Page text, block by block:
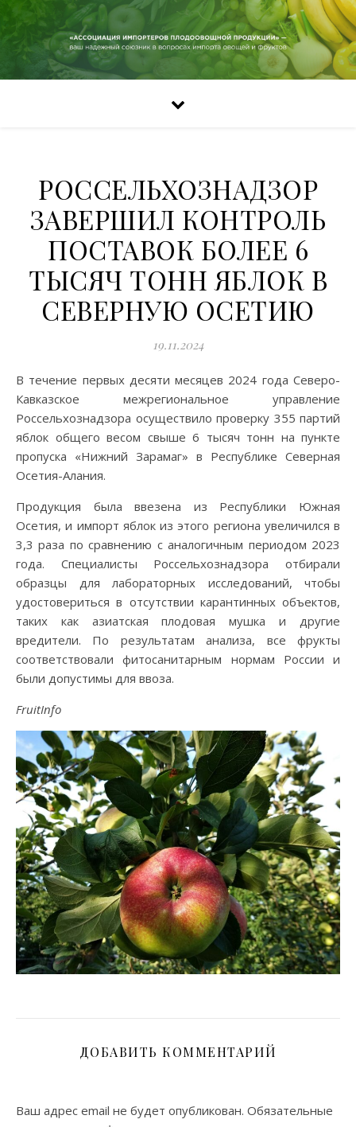
РОССЕЛЬХОЗНАДЗОР
ЗАВЕРШИЛ КОНТРОЛЬ
ПОСТАВОК БОЛЕЕ 6
ТЫСЯЧ ТОНН ЯБЛОК В
СЕВЕРНУЮ ОСЕТИЮ
19.11.2024
В течение первых десяти месяцев 2024 года Северо-
Кавказское межрегиональное управление
Россельхознадзора осуществило проверку 355 партий
яблок общего весом свыше 6 тысяч тонн на пункте
пропуска «Нижний Зарамаг» в Республике Северная
Осетия-Алания.
Продукция была ввезена из Республики Южная
Осетия, и импорт яблок из этого региона увеличился в
3,3 раза по сравнению с аналогичным периодом 2023
года. Специалисты Россельхознадзора отбирали
образцы для лабораторных исследований, чтобы
удостовериться в отсутствии карантинных объектов,
таких как азиатская плодовая мушка и другие
вредители. По результатам анализа, все фрукты
соответствовали фитосанитарным нормам России и
были допустимы для ввоза.
FruitInfo
ДОБАВИТЬ КОММЕНТАРИЙ
Ваш адрес email не будет опубликован. Обязательные